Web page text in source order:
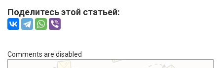
Поделитесь этой статьей:
Comments are disabled